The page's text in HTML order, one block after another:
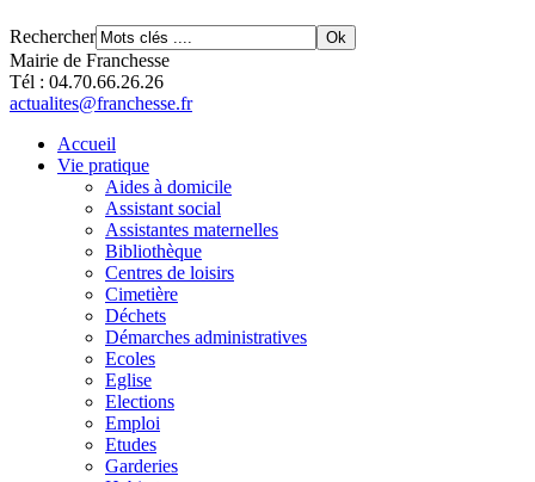
Rechercher
Mairie de Franchesse
Tél : 04.70.66.26.26
actualites@franchesse.fr
Accueil
Vie pratique
Aides à domicile
Assistant social
Assistantes maternelles
Bibliothèque
Centres de loisirs
Cimetière
Déchets
Démarches administratives
Ecoles
Eglise
Elections
Emploi
Etudes
Garderies